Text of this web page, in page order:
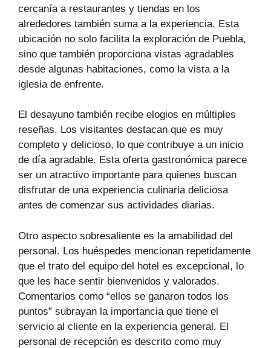
cercanía a restaurantes y tiendas en los
alrededores también suma a la experiencia. Esta
ubicación no solo facilita la exploración de Puebla,
sino que también proporciona vistas agradables
desde algunas habitaciones, como la vista a la
iglesia de enfrente.
El desayuno también recibe elogios en múltiples
reseñas. Los visitantes destacan que es muy
completo y delicioso, lo que contribuye a un inicio
de día agradable. Esta oferta gastronómica parece
ser un atractivo importante para quienes buscan
disfrutar de una experiencia culinaria deliciosa
antes de comenzar sus actividades diarias.
Otro aspecto sobresaliente es la amabilidad del
personal. Los huéspedes mencionan repetidamente
que el trato del equipo del hotel es excepcional, lo
que les hace sentir bienvenidos y valorados.
Comentarios como “ellos se ganaron todos los
puntos” subrayan la importancia que tiene el
servicio al cliente en la experiencia general. El
personal de recepción es descrito como muy